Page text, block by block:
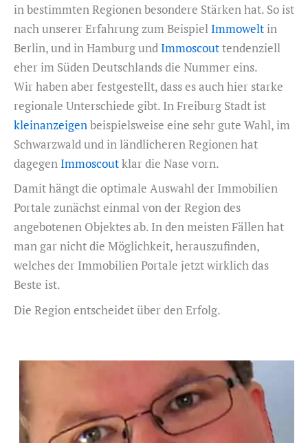
in bestimmten Regionen besondere Stärken hat. So ist
nach unserer Erfahrung zum BeispielImmowelt in
Berlin, und in Hamburg undImmoscouttendenziell
eher im Süden Deutschlands die Nummer eins.
Wir haben aber festgestellt, dass es auch hier starke
regionale Unterschiede gibt. In Freiburg Stadt ist
kleinanzeigenbeispielsweise eine sehr gute Wahl, im
Schwarzwald und in ländlicheren Regionen hat
dagegenImmoscoutklar die Nase vorn.
Damit hängt die optimale Auswahl der Immobilien
Portale zunächst einmal von der Region des
angebotenen Objektes ab. In den meisten Fällen hat
man gar nicht die Möglichkeit, herauszufinden,
welches der Immobilien Portale jetzt wirklich das
Beste ist.
Die Region entscheidet über den Erfolg.